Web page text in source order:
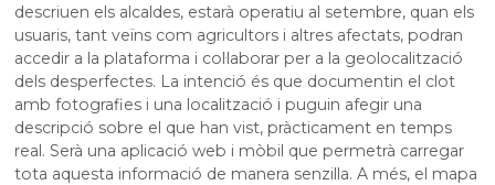
descriuen els alcaldes, estarà operatiu al setembre, quan els
usuaris, tant veïns com agricultors i altres afectats, podran
accedir a la plataforma i col·laborar per a la geolocalització
dels desperfectes. La intenció és que documentin el clot
amb fotografies i una localització i puguin afegir una
descripció sobre el que han vist, pràcticament en temps
real. Serà una aplicació web i mòbil que permetrà carregar
tota aquesta informació de manera senzilla. A més, el mapa